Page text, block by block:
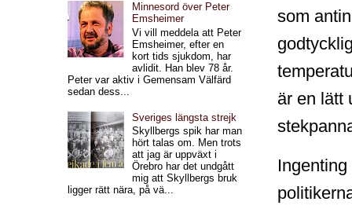
som
är en lätt
Minnesord över Peter
Emsheimer
Vi vill meddela att Peter
Emsheimer, efter en
kort tids sjukdom, har
avlidit. Han blev 78 år.
Peter var aktiv i Gemensam Välfärd
sedan dess...
Sveriges längsta strejk
Skyllbergs spik har man
hört talas om. Men trots
att jag är uppväxt i
Örebro har det undgått
mig att Skyllbergs bruk
ligger rätt nära, på vä...